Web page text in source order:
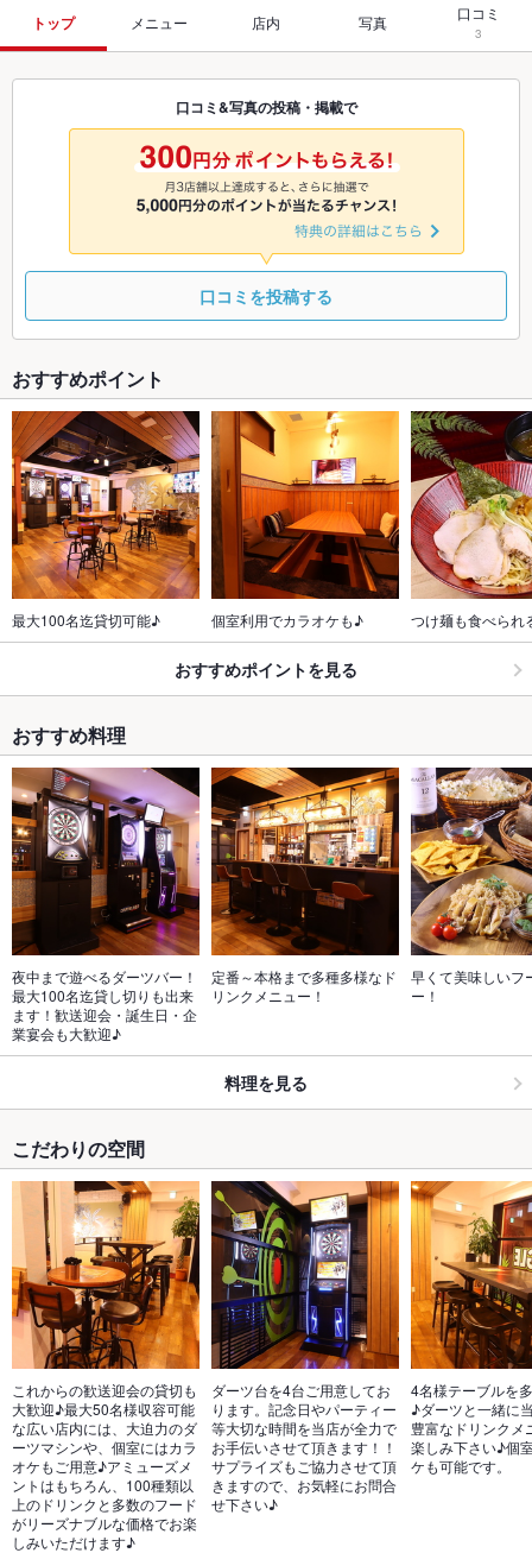
トップ メニュー 店内 写真 口コミ
3
口コミ&写真の投稿・掲載で
口コミを投稿する
おすすめポイント
最大100名迄貸切可能♪ 個室利用でカラオケも♪ つけ麺も食べられ
おすすめポイントを見る
おすすめ料理
夜中まで遊べるダーツバー！
最大100名迄貸し切りも出来
ます！歓送迎会・誕生日・企
業宴会も大歓迎♪
定番～本格まで多種多様なド
リンクメニュー！
早くて美味しいフ
ー！
料理を見る
こだわりの空間
これからの歓送迎会の貸切も
大歓迎♪最大50名様収容可能
な広い店内には、大迫力のダ
ーツマシンや、個室にはカラ
オケもご用意♪アミューズメ
ントはもちろん、100種類以
上のドリンクと多数のフード
がリーズナブルな価格でお楽
しみいただけます♪
ダーツ台を4台ご用意してお
ります。記念日やパーティー
等大切な時間を当店が全力で
お手伝いさせて頂きます！！
サプライズもご協力させて頂
きますので、お気軽にお問合
せ下さい♪
4名様テーブルを
♪ダーツと一緒に
豊富なドリンクメ
楽しみ下さい♪個
ケも可能です。